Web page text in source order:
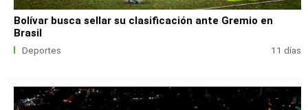
Bolívar busca sellar su clasificación ante Gremio en
Brasil
Deportes 11 días